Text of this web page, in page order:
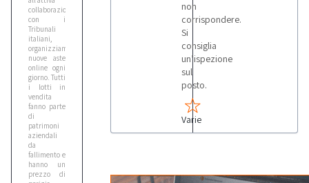
collaborazione
con i
Tribunali
italiani,
organizziamo
nuove aste
online ogni
giorno. Tutti
i lotti in
vendita
fanno parte
di
patrimoni
aziendali
da
fallimento e
hanno un
prezzo di
non
corrispondere.
Si
consiglia
un’ispezione
sul
posto.
Varie